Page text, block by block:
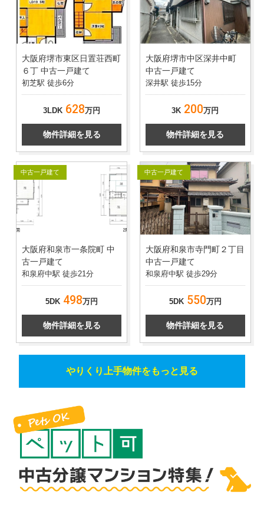
大阪府堺市東区日置荘西町
６丁 中古一戸建て
初芝駅 徒歩6分
3LDK 628万円
物件詳細を見る
大阪府堺市中区深井中町
中古一戸建て
深井駅 徒歩15分
3K 200万円
物件詳細を見る
中古一戸建て
大阪府和泉市一条院町 中
古一戸建て
和泉府中駅 徒歩21分
5DK 498万円
物件詳細を見る
中古一戸建て
大阪府和泉市寺門町２丁目
中古一戸建て
和泉府中駅 徒歩29分
5DK 550万円
物件詳細を見る
やりくり上手物件をもっと見る